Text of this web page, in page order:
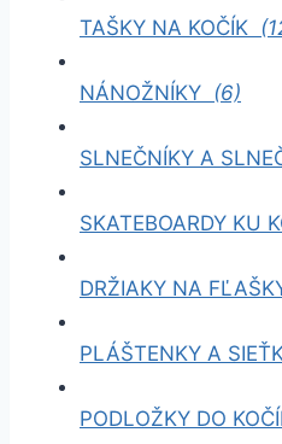
TAŠKY NA KOČÍK
NÁNOŽNÍKY (6)
SLNEČNÍKY A
SKATEBOARDY KU
DRŽIAKY NA
PLÁŠTENKY A
PODLOŽKY DO